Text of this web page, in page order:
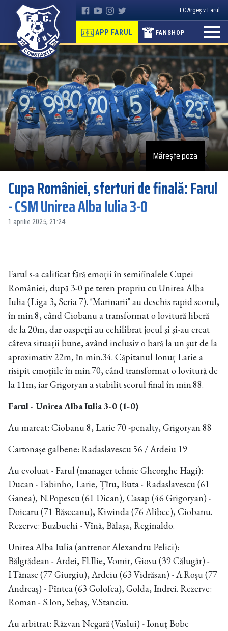
FC Argeș v Farul
APP FARUL FANSHOP
Mărește poza
Cupa României, sferturi de finală: Farul
- CSM Unirea Alba Iulia 3-0
1 aprilie 2025, 21:24
Farul s-a calificat fără emoții în semifinalele Cupei
României, după 3-0 pe teren propriu cu Unirea Alba
Iulia (Liga 3, Seria 7). "Marinarii" au deschis rapid scorul,
în min.8, când Ciobanu a transformat o lovitură liberă
de la 20m, dar oaspeții au echilibrat jocul și și-au creat
câteva situații bune, având inclusiv o bară la un șut de la
aproximativ 22m, în min.34. Căpitanul Ionuț Larie a
risipit emoțiile în min.70, când transformat o lovitură de
la 11m, iar Grigoryan a stabilit scorul final în min.88.
Farul - Unirea Alba Iulia 3-0 (1-0)
Au marcat: Ciobanu 8, Larie 70 -penalty, Grigoryan 88
Cartonașe galbene: Radaslavescu 56 / Ardeiu 19
Au evoluat - Farul (manager tehnic Gheorghe Hagi):
Ducan - Fabinho, Larie, Țîru, Buta - Radaslavescu (61
Ganea), N.Popescu (61 Dican), Casap (46 Grigoryan) -
Doicaru (71 Băsceanu), Kiwinda (76 Alibec), Ciobanu.
Rezerve: Buzbuchi - Vînă, Bălașa, Reginaldo.
Unirea Alba Iulia (antrenor Alexandru Pelici):
Bălgrădean - Ardei, Fl.Ilie, Vomir, Giosu (39 Călugăr) -
I.Tănase (77 Giurgiu), Ardeiu (63 Vidrăsan) - A.Roșu (77
Andreaș) - Pîntea (63 Golofca), Golda, Indrei. Rezerve:
Roman - S.Ion, Sebaș, V.Stanciu.
Au arbitrat: Răzvan Negară (Vaslui) - Ionuț Bobe